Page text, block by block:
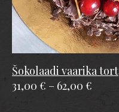
Šokolaadi vaarika tort
31,00 € – 62,00 €